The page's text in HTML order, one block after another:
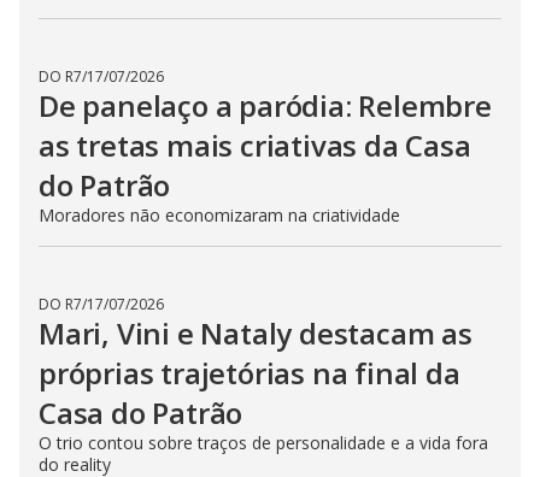
DO R7/17/07/2026
De panelaço a paródia: Relembre
as tretas mais criativas da Casa
do Patrão
Moradores não economizaram na criatividade
DO R7/17/07/2026
Mari, Vini e Nataly destacam as
próprias trajetórias na final da
Casa do Patrão
O trio contou sobre traços de personalidade e a vida fora
do reality